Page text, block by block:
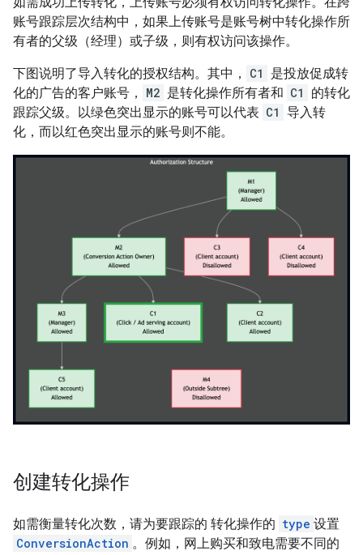
账号跟踪层次结构中，如果上传账号是账号树中转化操作所
有者的父级（经理）或子级，则有权访问该操作。
下图说明了导入转化的授权结构。其中， C1
是投放促成转
化的广告的客户账号，
M2 是转化操作所有者和 C1
的转化
跟踪父级。以绿色突出显示的账号可以代表 C1 导入转
化，而以红色突出显示的账号则不能。
创建转化操作
如需衡量转化次数，请为要跟踪的 转化操作的 type 设置
ConversionAction 。例如，网上购买和致电需要不同的